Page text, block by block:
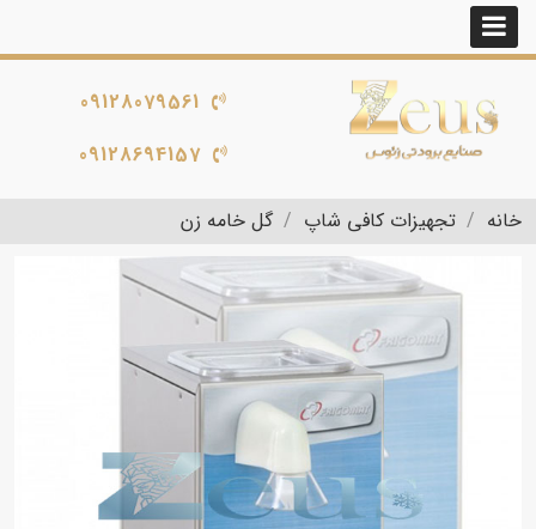
09128079561
09128694157
خانه تجهیزات کافی شاپ گل خامه زن